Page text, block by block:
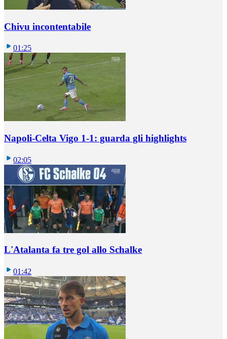
Chivu incontentabile
01:25
Napoli-Celta Vigo 1-1: guarda gli highlights
02:05
L'Atalanta fa tre gol allo Schalke
01:42